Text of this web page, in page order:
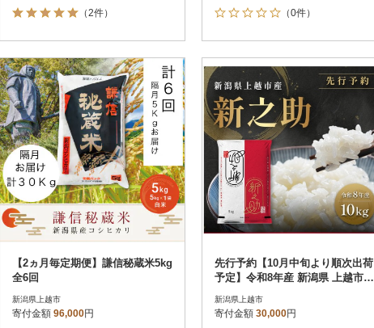
（2件）
（0件）
【2ヵ月毎定期便】謙信秘蔵米5kg
全6回
新潟県上越市
寄付金額 96,000円
先行予約【10月中旬より順次出荷
予定】令和8年産 新潟県 上越市産
新潟県上越市
寄付金額 30,000円